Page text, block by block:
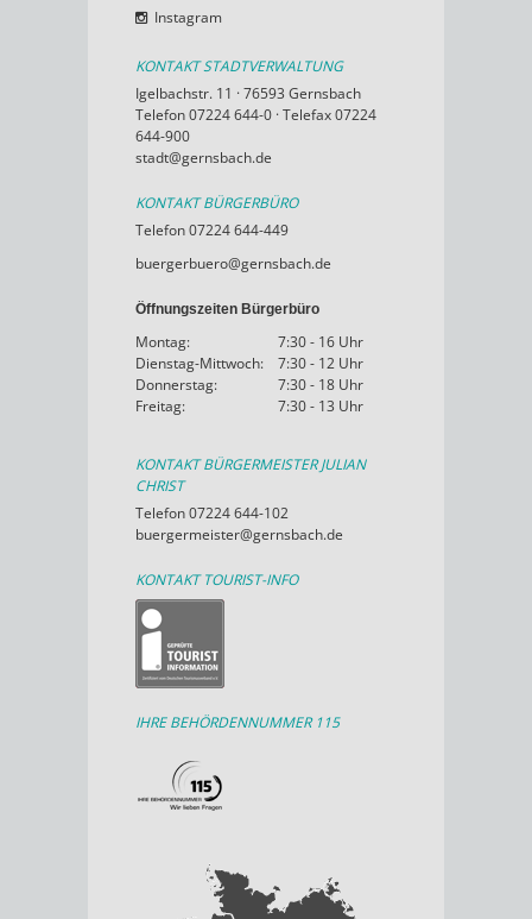
Instagram
KONTAKT STADTVERWALTUNG
Igelbachstr. 11 · 76593 Gernsbach
Telefon 07224 644-0 · Telefax 07224
644-900
stadt@gernsbach.de
KONTAKT BÜRGERBÜRO
Telefon 07224 644-449
buergerbuero@gernsbach.de
Öffnungszeiten Bürgerbüro
Montag:
7:30 - 16 Uhr
Dienstag-Mittwoch:
7:30 - 12 Uhr
Donnerstag:
7:30 - 18 Uhr
Freitag:
7:30 - 13 Uhr
KONTAKT BÜRGERMEISTER JULIAN
CHRIST
Telefon 07224 644-102
buergermeister@gernsbach.de
KONTAKT TOURIST-INFO
IHRE BEHÖRDENNUMMER 115